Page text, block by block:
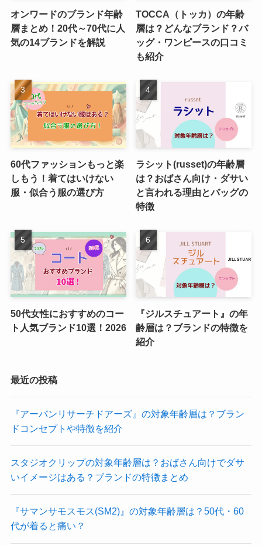
オンワードのブランド年齢
層まとめ！20代～70代に人
気の14ブランドを解説
TOCCA（トッカ）の年齢
層は？どんなブランド？バ
ッグ・ワンピースの口コミ
も紹介
60代ファッションもっと楽
しもう！着てはいけない
服・似合う服の選び方
ラシット(russet)の年齢層
は？おばさん向け・ダサい
と言われる理由とバッグの
特徴
50代女性におすすめのコー
ト人気ブランド10選！2026
『ジルスチュアート』の年
齢層は？ブランドの特徴を
紹介
最近の投稿
『アーバンリサーチドアーズ』の対象年齢層は？ブラン
ドコンセプトや特徴を紹介
スタジオクリップの対象年齢層は？おばさん向けでダサ
いイメージはある？ブランドの特徴まとめ
『サマンサモスモス(SM2)』の対象年齢層は？50代・60
代が着ると痛い？